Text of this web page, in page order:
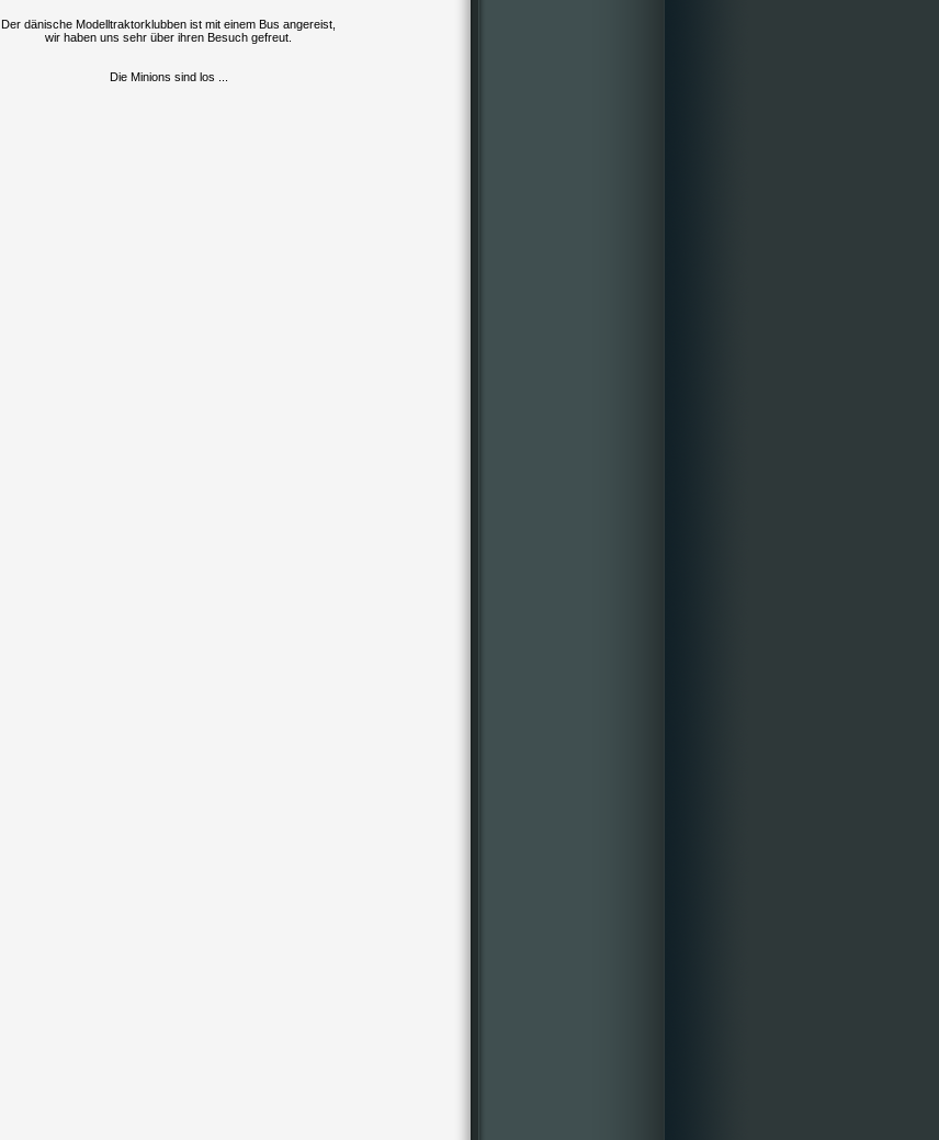
Der dänische Modelltraktorklubben ist mit einem Bus angereist,
wir haben uns sehr über ihren Besuch gefreut.
Die Minions sind los ...